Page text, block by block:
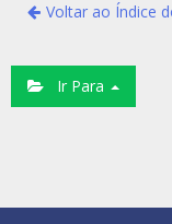
Voltar ao Índice
Ir Para